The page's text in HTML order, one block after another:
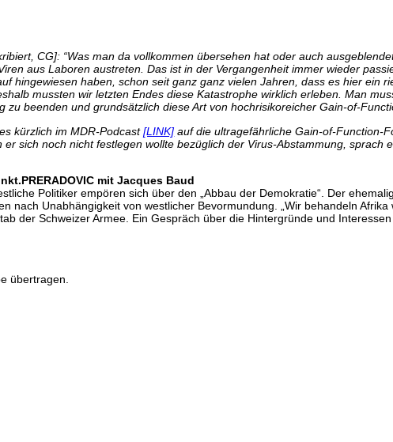
CG]: “Was man da vollkommen übersehen hat oder auch
aus Laboren austreten. Das ist in der Vergangenheit immer wieder
hingewiesen haben, schon seit ganz ganz vielen Jahren, dass es hier ein
mussten wir letzten Endes diese Katastrophe wirklich erleben. Man
zu beenden und grundsätzlich diese Art von hochrisikoreicher Gain-of-
kürzlich im MDR-Podcast[LINK] auf die ultragefährliche Gain-of-Function-
er sich noch nicht festlegen wollte bezüglich der Virus-Abstammung,
mit Jacques Baud
Politiker empören sich über den „Abbau der Demokratie“. Der
nach Unabhängigkeit von westlicher Bevormundung. „Wir behandeln
der Schweizer Armee. Ein Gespräch über die Hintergründe und
übertragen.